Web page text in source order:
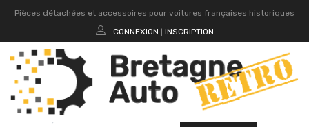
Pièces détachées et accessoires pour voitures françaises historiques
CONNEXION
INSCRIPTION